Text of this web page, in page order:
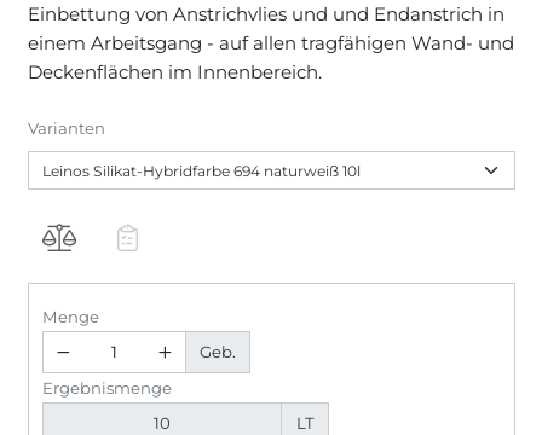
Einbettung von Anstrichvlies und und Endanstrich in
einem Arbeitsgang - auf allen tragfähigen Wand- und
Deckenflächen im Innenbereich.
Varianten
Menge
Geb.
Ergebnismenge
LT